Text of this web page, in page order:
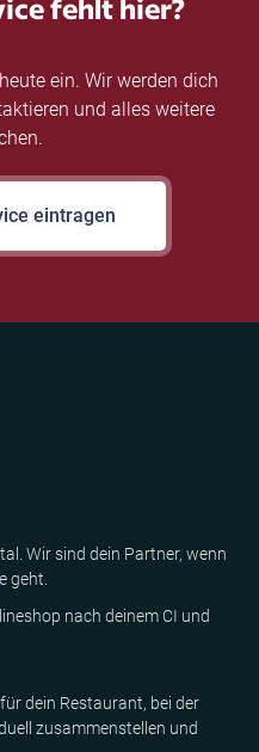
ein. Wir werden dich
und alles weitere
eintragen
Wir sind dein Partner, wenn
geht.
nach deinem CI und
dein Restaurant, bei der
zusammenstellen und